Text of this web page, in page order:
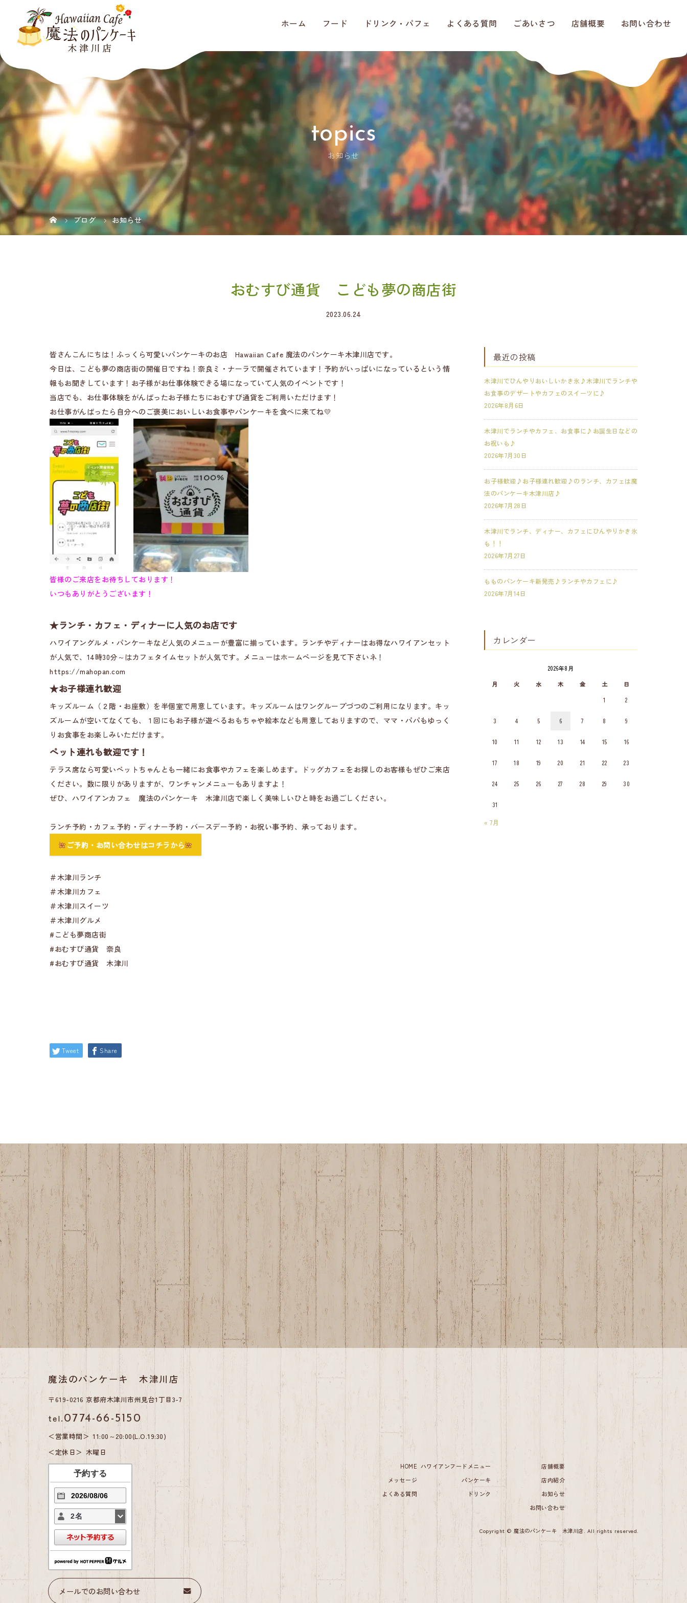
ホーム フード ドリンク・パフェ よくある質問 ごあいさつ 店舗概要 お問い合わせ
topics
お知らせ
ブログ お知らせ
おむすび通貨 こども夢の商店街
2023.06.24
皆さんこんにちは！ふっくら可愛いパンケーキのお店 Hawaiian Cafe 魔法のパンケーキ木津川店です。
今日は、こども夢の商店街の開催日ですね！奈良ミ・ナーラで開催されています！予約がいっぱいになっているという情
報もお聞きしています！お子様がお仕事体験できる場になっていて人気のイベントです！
当店でも、お仕事体験をがんばったお子様たちにおむすび通貨をご利用いただけます！
お仕事がんばったら自分へのご褒美においしいお食事やパンケーキを食べに来てね💛
皆様のご来店をお待ちしております！
いつもありがとうございます！
★ランチ・カフェ・ディナーに人気のお店です
ハワイアングルメ・パンケーキなど人気のメニューが豊富に揃っています。ランチやディナーはお得なハワイアンセット
が人気で、14時30分～はカフェタイムセットが人気です。メニューはホームページを見て下さいネ！
https://mahopan.com
★お子様連れ歓迎
キッズルーム（２階・お座敷）を半個室で用意しています。キッズルームはワングループづつのご利用になります。キッ
ズルームが空いてなくても、１回にもお子様が遊べるおもちゃや絵本なども用意しておりますので、ママ・パパもゆっく
りお食事をお楽しみいただけます。
ペット連れも歓迎です！
テラス席なら可愛いペットちゃんとも一緒にお食事やカフェを楽しめます。ドッグカフェをお探しのお客様もぜひご来店
ください。数に限りがありますが、ワンチャンメニューもありますよ！
ぜひ、ハワイアンカフェ 魔法のパンケーキ 木津川店で楽しく美味しいひと時をお過ごしください。
ランチ予約・カフェ予約・ディナー予約・バースデー予約・お祝い事予約、承っております。
🌺 ご予約・お問い合わせはコチラから🌺
＃木津川ランチ
＃木津川カフェ
＃木津川スイーツ
＃木津川グルメ
#こども夢商店街
#おむすび通貨 奈良
#おむすび通貨 木津川
Tweet Share
最近の投稿
木津川でひんやりおいしいかき氷♪木津川でランチや
お食事のデザートやカフェのスイーツに♪
2026年8月6日
木津川でランチやカフェ、お食事に♪お誕生日などの
お祝いも♪
2026年7月30日
お子様歓迎♪お子様連れ歓迎♪のランチ、カフェは魔
法のパンケーキ木津川店♪
2026年7月28日
木津川でランチ、ディナー、カフェにひんやりかき氷
も！！
2026年7月27日
もものパンケーキ新発売♪ランチやカフェに♪
2026年7月14日
カレンダー
2026年8月
月
火 水 木 金 土
日
1
2
3 4 5 6 7 8 9
10 11 12 13 14 15 16
17 18 19 20 21 22 23
24 25 26 27 28 29 30
31
« 7月
魔法のパンケーキ 木津川店
〒619-0216 京都府木津川市州見台1丁目3-7
tel.0774-66-5150
営業時間
11:00～20:00(L.O.19:30)
定休日
木曜日
予約する
2名
メールでのお問い合わせ
HOME
メッセージ
よくある質問
ハワイアンフードメニュー
パンケーキ
ドリンク
店舗概要
店内紹介
お知らせ
お問い合わせ
Copyright © 魔法のパンケーキ 木津川店. All rights reserved.